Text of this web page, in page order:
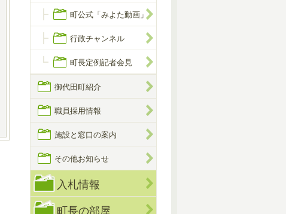
町公式「みよた動画」
行政チャンネル
町長定例記者会見
御代田町紹介
職員採用情報
施設と窓口の案内
その他お知らせ
入札情報
町長の部屋